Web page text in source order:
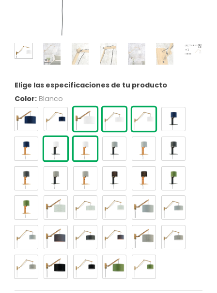
Elige las especificaciones de tu producto
Color: Blanco